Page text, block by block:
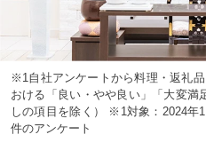
※1自社アンケートから料理・返礼
おける「良い・やや良い」「大変満
しの項目を除く） ※1対象：2024年
件のアンケート